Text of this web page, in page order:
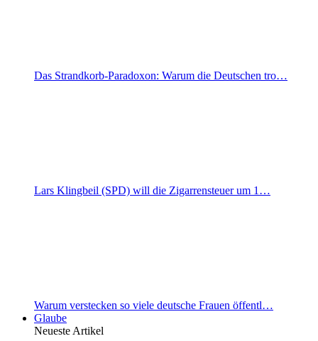
Das Strandkorb-Paradoxon: Warum die Deutschen tro…
Lars Klingbeil (SPD) will die Zigarrensteuer um 1…
Warum verstecken so viele deutsche Frauen öffentl…
Glaube
Neueste Artikel